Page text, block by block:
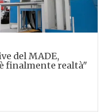
del MADE,
finalmente realtà"